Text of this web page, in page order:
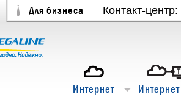
Для бизнеса Контакт-центр:
Интернет